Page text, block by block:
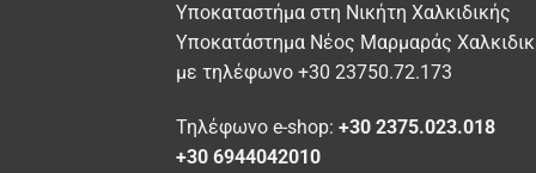
σελίδα
του
προϊόντος
σελίδα
του
Υποκαταστήμα στη Νικήτη Χαλκιδικής
Υποκατάστημα Νέος Μαρμαράς
με τηλέφωνο +30 23750.72.173
Τηλέφωνο e-shop: +30 2375.023.018
+30 6944042010